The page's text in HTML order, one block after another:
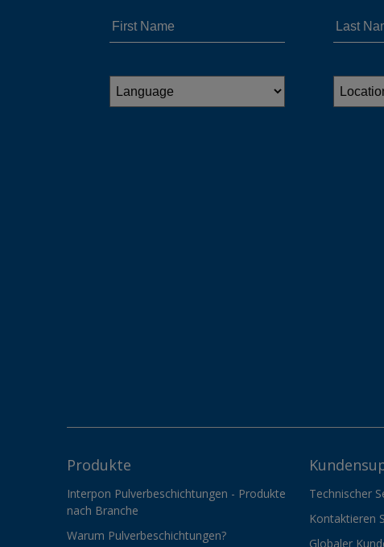
Produkte
Interpon Pulverbeschichtungen - Produkte
nach Branche
Warum Pulverbeschichtungen?
Technischer
Kontaktieren
Globaler